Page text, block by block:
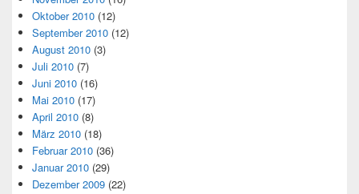
Oktober 2010 (12)
September 2010 (12)
August 2010 (3)
Juli 2010 (7)
Juni 2010 (16)
Mai 2010 (17)
April 2010 (8)
März 2010 (18)
Februar 2010 (36)
Januar 2010 (29)
Dezember 2009 (22)